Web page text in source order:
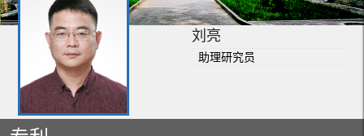
刘亮
助理研究员